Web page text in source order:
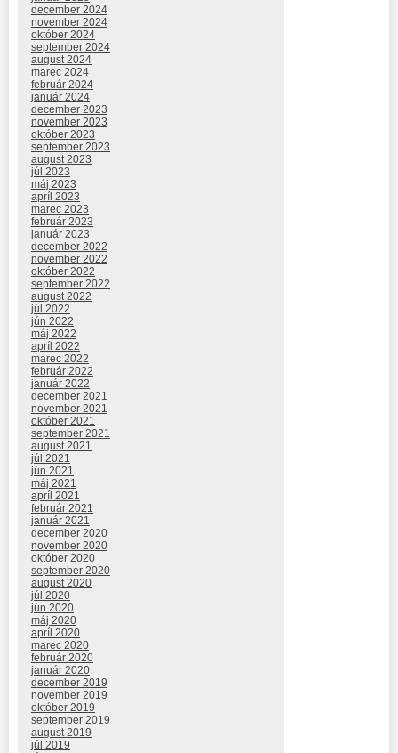
december 2024
november 2024
október 2024
september 2024
august 2024
marec 2024
február 2024
január 2024
december 2023
november 2023
október 2023
september 2023
august 2023
júl 2023
máj 2023
apríl 2023
marec 2023
február 2023
január 2023
december 2022
november 2022
október 2022
september 2022
august 2022
júl 2022
jún 2022
máj 2022
apríl 2022
marec 2022
február 2022
január 2022
december 2021
november 2021
október 2021
september 2021
august 2021
júl 2021
jún 2021
máj 2021
apríl 2021
február 2021
január 2021
december 2020
november 2020
október 2020
september 2020
august 2020
júl 2020
jún 2020
máj 2020
apríl 2020
marec 2020
február 2020
január 2020
december 2019
november 2019
október 2019
september 2019
august 2019
júl 2019